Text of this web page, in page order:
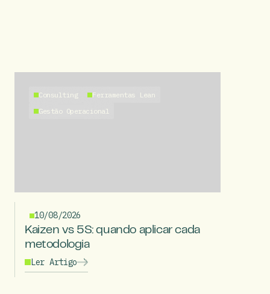
Consulting
Ferramentas Lean
Gestão Operacional
10/08/2026
Kaizen vs 5S: quando aplicar cada
metodologia
Ler Artigo